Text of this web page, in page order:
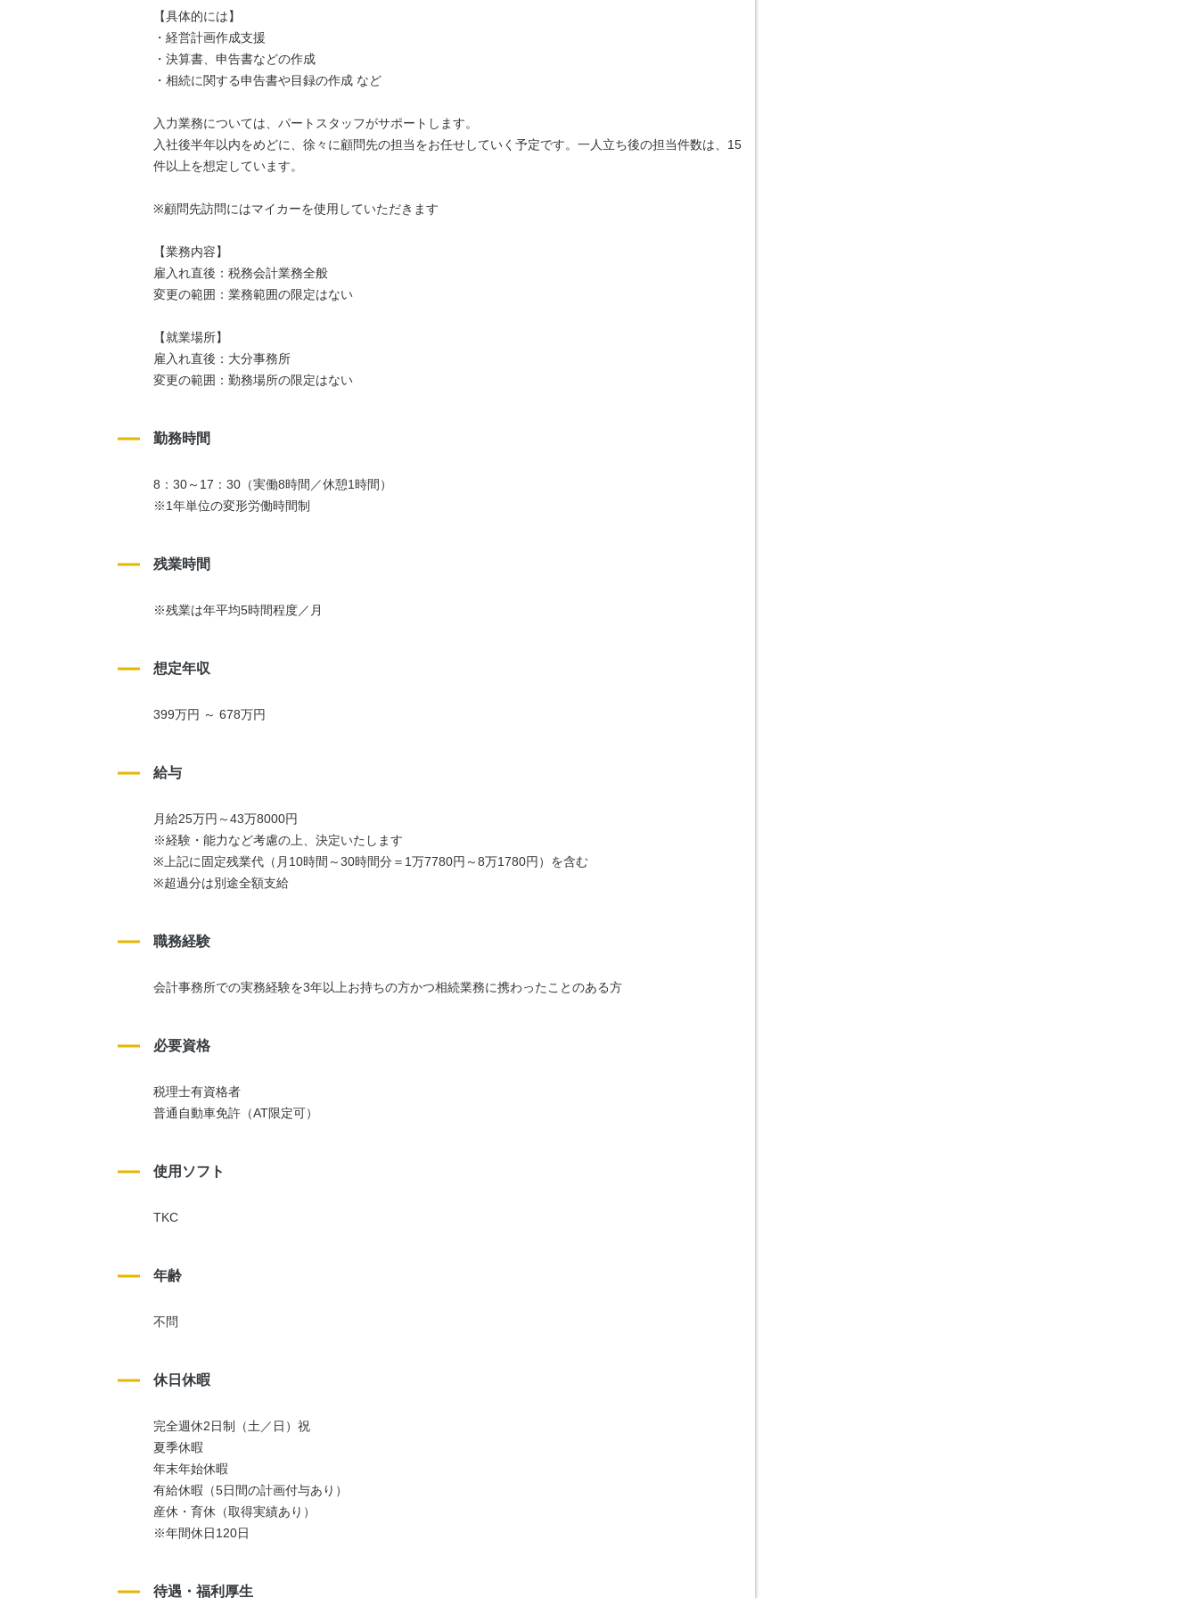
【具体的には】
・経営計画作成支援
・決算書、申告書などの作成
・相続に関する申告書や目録の作成 など
入力業務については、パートスタッフがサポートします。
入社後半年以内をめどに、徐々に顧問先の担当をお任せしていく予定です。一人立ち後の担当件数は、15
件以上を想定しています。
※顧問先訪問にはマイカーを使用していただきます
【業務内容】
雇入れ直後：税務会計業務全般
変更の範囲：業務範囲の限定はない
【就業場所】
雇入れ直後：大分事務所
変更の範囲：勤務場所の限定はない
勤務時間
8：30～17：30（実働8時間／休憩1時間）
※1年単位の変形労働時間制
残業時間
※残業は年平均5時間程度／月
想定年収
399万円 ～ 678万円
給与
月給25万円～43万8000円
※経験・能力など考慮の上、決定いたします
※上記に固定残業代（月10時間～30時間分＝1万7780円～8万1780円）を含む
※超過分は別途全額支給
職務経験
会計事務所での実務経験を3年以上お持ちの方かつ相続業務に携わったことのある方
必要資格
税理士有資格者
普通自動車免許（AT限定可）
使用ソフト
TKC
年齢
不問
休日休暇
完全週休2日制（土／日）祝
夏季休暇
年末年始休暇
有給休暇（5日間の計画付与あり）
産休・育休（取得実績あり）
※年間休日120日
待遇・福利厚生